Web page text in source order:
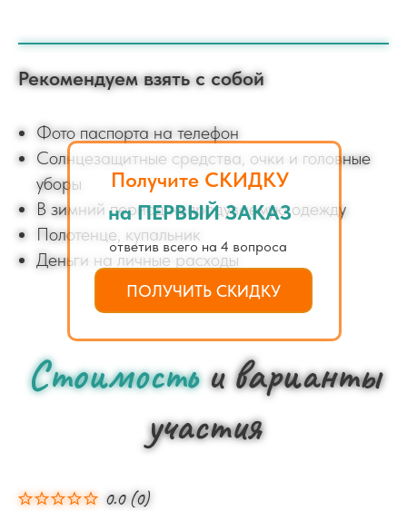
Рекомендуем взять с собой
Фото паспорта на телефон
Солнцезащитные средства, очки и головные
уборы
В зимний период непродуваемую одежду
Полотенце, купальник
Деньги на личные расходы
Стоимостьи варианты
участия
0.0 (0)
ПОЛУЧИТЬ СКИДКУ
Получите СКИДКУ
на ПЕРВЫЙ ЗАКАЗ
ответив всего на 4 вопроса